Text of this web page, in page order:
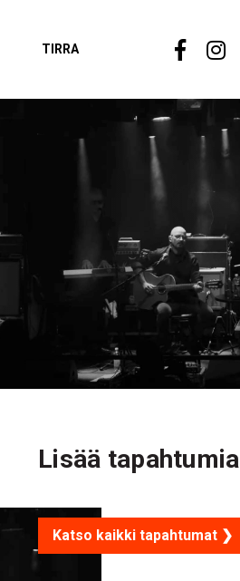
TIRRA
Lisää tapahtumia
Katso kaikki tapahtumat ❯